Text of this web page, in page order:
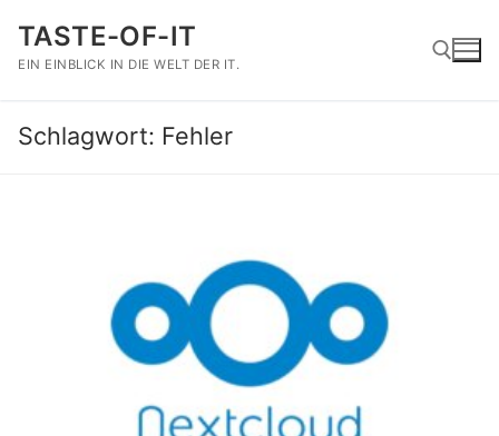
Inhalt
springen
TASTE-OF-IT
EIN EINBLICK IN DIE WELT DER IT.
Schlagwort: Fehler